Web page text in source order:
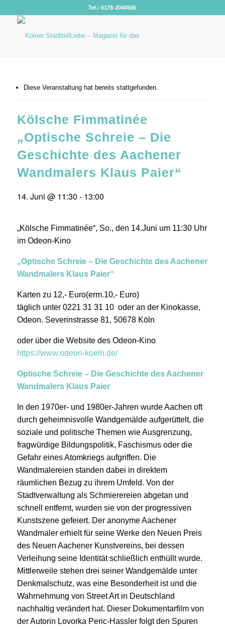
Tel.: 0178-2040506
Diese Veranstaltung hat bereits stattgefunden.
Kölsche Fimmatinée
„Optische Schreie – Die
Geschichte des Aachener
Wandmalers Klaus Paier“
14. Juni @ 11:30 - 13:00
„Kölsche Fimmatinée“, So., den 14.Juni um 11:30 Uhr
im Odeon-Kino
„Optische Schreie – Die Geschichte des Aachener
Wandmalers Klaus Paier“
Karten zu 12,- Euro(erm.10,- Euro)
täglich unter 0221 31 31 10 oder an der Kinokasse,
Odeon. Severinstrasse 81, 50678 Köln
oder über die Website des Odeon-Kino
https://www.odeon-koeln.de/
Optische Schreie – Die Geschichte des Aachener
Wandmalers Klaus Paier
In den 1970er- und 1980er-Jahren wurde Aachen oft
durch geheimnisvolle Wandgemälde aufgerüttelt, die
soziale und politische Themen wie Ausgrenzung,
fragwürdige Bildungspolitik, Faschismus oder die
Gefahr eines Atomkriegs aufgriffen. Die
Wandmalereien standen dabei in direktem
räumlichen Bezug zu ihrem Umfeld. Von der
Stadtverwaltung als Schmierereien abgetan und
schnell entfernt, wurden sie von der progressiven
Kunstszene gefeiert. Der anonyme Aachener
Wandmaler erhielt für seine Werke den Neuen Preis
des Neuen Aachener Kunstvereins, bei dessen
Verleihung seine Identität schließlich enthüllt wurde.
Mittlerweile stehen drei seiner Wandgemälde unter
Denkmalschutz, was eine Besonderheit ist und die
Wahrnehmung von Street Art in Deutschland
nachhaltig verändert hat. Dieser Dokumentarfilm von
der Autorin Lovorka Peric-Hassler folgt den Spuren